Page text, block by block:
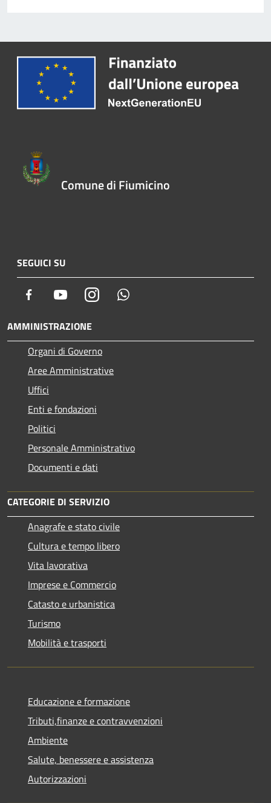
Comune di Fiumicino
SEGUICI SU
Facebook YoutubeInstagram
AMMINISTRAZIONE
Organi di Governo
Aree Amministrative
Uffici
Enti e fondazioni
Politici
Personale Amministrativo
Documenti e dati
CATEGORIE DI SERVIZIO
Anagrafe e stato civile
Cultura e tempo libero
Vita lavorativa
Imprese e Commercio
Catasto e urbanistica
Turismo
Mobilità e trasporti
Educazione e formazione
Tributi,finanze e contravvenzioni
Ambiente
Salute, benessere e assistenza
Autorizzazioni